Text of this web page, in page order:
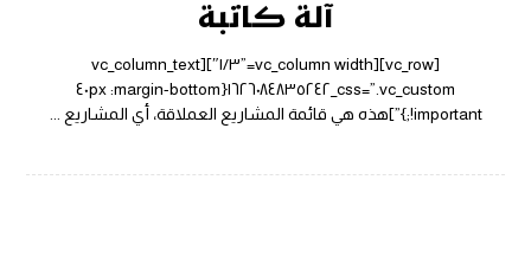
آلة كاتبة
[vc_row][vc_column width=”١/٣″][vc_column_text
css=”.vc_custom_١٦٢٦٠٨٤٨٣٥٢٤٢{margin-bottom: ٤٠px
!important;}”]هذه هي قائمة المشاريع العملاقة، أي المشاريع ...